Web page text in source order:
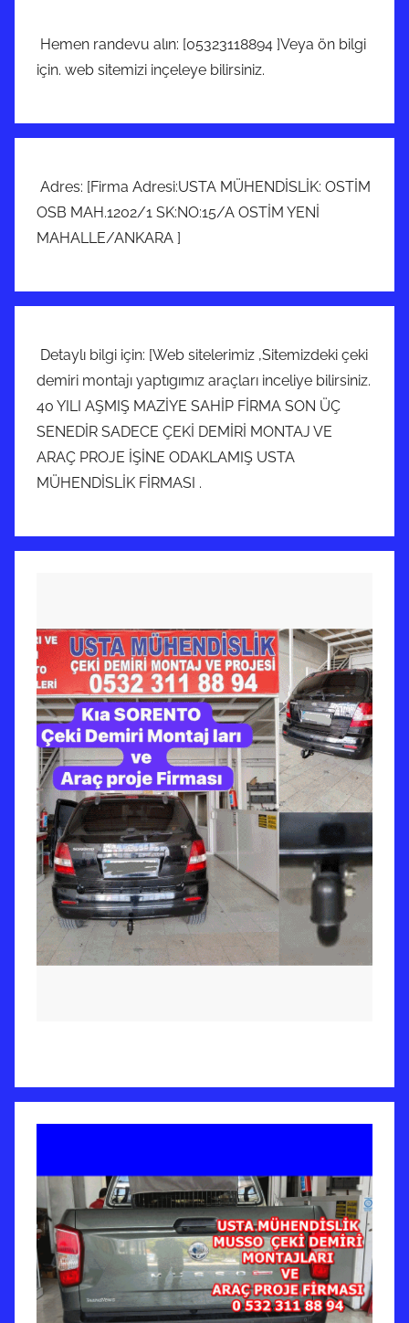
Hemen randevu alın: [05323118894 ]Veya ön bilgi
için. web sitemizi inçeleye bilirsiniz.
Adres: [Firma Adresi:USTA MÜHENDİSLİK: OSTİM
OSB MAH.1202/1 SK:NO:15/A OSTİM YENİ
MAHALLE/ANKARA ]
Detaylı bilgi için: [Web sitelerimiz ,Sitemizdeki çeki
demiri montajı yaptıgımız araçları inceliye bilirsiniz.
40 YILI AŞMIŞ MAZİYE SAHİP FİRMA SON ÜÇ
SENEDİR SADECE ÇEKİ DEMİRİ MONTAJ VE
ARAÇ PROJE İŞİNE ODAKLAMIŞ USTA
MÜHENDİSLİK FİRMASI .